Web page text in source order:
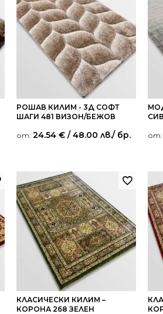
РОШАВ КИЛИМ - 3Д СОФТ
ШАГИ 481 ВИЗОН/БЕЖОВ
от: 24.54 € / 48.00 лв./ бр.
СИВ
от:
КЛАСИЧЕСКИ КИЛИМ –
КОРОНА 268 ЗЕЛЕН